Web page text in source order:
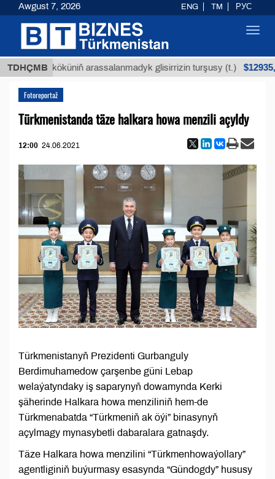
TDHÇMB
köküniň arassalanmadyk glisirrizin turşusy (t.) $12935,18
Fotoreportaž
Türkmenistanda täze halkara howa menzili açyldy
12:00 24.06.2021
Türkmenistanyň Prezidenti Gurbanguly
Berdimuhamedow çarşenbe güni Lebap
welaýatyndaky iş saparynyň dowamynda Kerki
şäherinde Halkara howa menziliniň hem-de
Türkmenabatda “Türkmeniň ak öýi” binasynyň
açylmagy mynasybetli dabaralara gatnaşdy.
Täze Halkara howa menzilini “Türkmenhowaýollary”
agentliginiň buýurmasy esasynda “Gündogdy” hususy
Awgust 7, 2026 ENG TM РУС